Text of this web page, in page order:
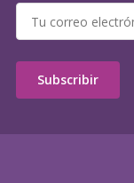
Subscribir